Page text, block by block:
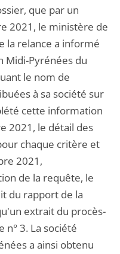
que par un
2021, le ministère de
la relance a informé
Midi-Pyrénées du
le nom de
à sa société sur
cette information
2021, le détail des
chaque critère et
2021,
de la requête, le
du rapport de la
extrait du procès-
3. La société
a ainsi obtenu